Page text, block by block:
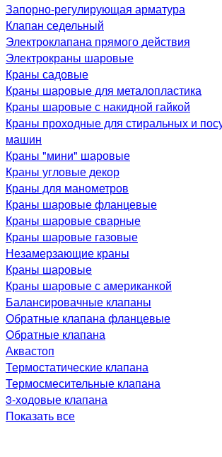
Запорно-регулирующая арматура
Клапан седельный
Электроклапана прямого действия
Электрокраны шаровые
Краны садовые
Краны шаровые для металопластика
Краны шаровые с накидной гайкой
Краны проходные для стиральных и
машин
Краны "мини" шаровые
Краны угловые декор
Краны для манометров
Краны шаровые фланцевые
Краны шаровые сварные
Краны шаровые газовые
Незамерзающие краны
Краны шаровые
Краны шаровые с американкой
Балансировачные клапаны
Обратные клапана фланцевые
Обратные клапана
Аквастоп
Термостатические клапана
Термосмесительные клапана
3-ходовые клапана
Показать все